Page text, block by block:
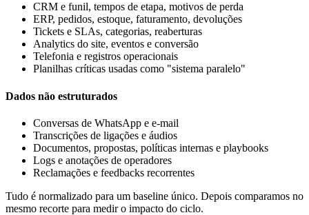
CRM e funil, tempos de etapa, motivos de perda
ERP, pedidos, estoque, faturamento, devoluções
Tickets e SLAs, categorias, reaberturas
Analytics do site, eventos e conversão
Telefonia e registros operacionais
Planilhas críticas usadas como "sistema paralelo"
Dados não estruturados
Conversas de WhatsApp e e-mail
Transcrições de ligações e áudios
Documentos, propostas, políticas internas e playbooks
Logs e anotações de operadores
Reclamações e feedbacks recorrentes
Tudo é normalizado para um baseline único. Depois comparamos no
mesmo recorte para medir o impacto do ciclo.